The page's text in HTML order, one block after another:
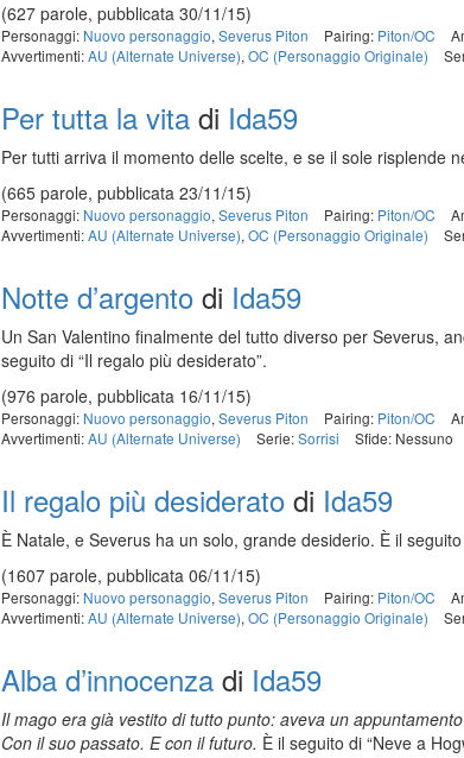
(627 parole, pubblicata 30/11/15)
Personaggi: Nuovo personaggio, Severus Piton Pairing: Piton/OC
Avvertimenti:AU (Alternate Universe), OC (Personaggio Originale)
Per tutta la vita di Ida59
Per tutti arriva il momento delle scelte, e se il sole risplende
(665 parole, pubblicata 23/11/15)
Personaggi: Nuovo personaggio, Severus Piton Pairing: Piton/OC
Avvertimenti:AU (Alternate Universe), OC (Personaggio Originale)
Notte d’argento di Ida59
Un San Valentino finalmente del tutto diverso per Severus,
seguito di “Il regalo più desiderato”.
(976 parole, pubblicata 16/11/15)
Personaggi: Nuovo personaggio, Severus Piton Pairing: Piton/OC
Avvertimenti:AU (Alternate Universe) Serie:Sorrisi Sfide: Nessuno
Il regalo più desiderato di Ida59
È Natale, e Severus ha un solo, grande desiderio. È il seguito
(1607 parole, pubblicata 06/11/15)
Personaggi: Nuovo personaggio, Severus Piton Pairing: Piton/OC
Avvertimenti:AU (Alternate Universe), OC (Personaggio Originale)
Alba d’innocenza di Ida59
Il mago era già vestito di tutto punto: aveva un
Con il suo passato. E con il futuro. È il seguito di “Neve a